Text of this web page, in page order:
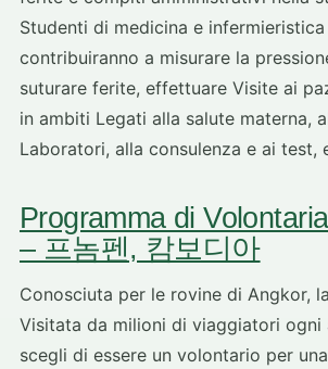
Studenti di medicina e
contribuiranno a misurare la
suturare ferite, effettuare Visite ai
in ambiti Legati alla salute materna,
Laboratori, alla consulenza e ai test,
Programma di
– 프놈펜, 캄보디아
Conosciuta per le rovine di Angkor,
Visitata da milioni di viaggiatori ogni
scegli di essere un volontario per